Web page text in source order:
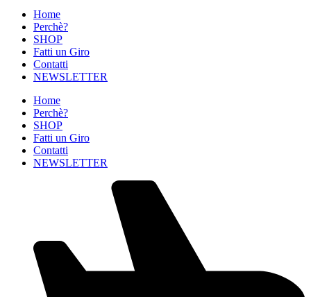
Home
Perchè?
SHOP
Fatti un Giro
Contatti
NEWSLETTER
Home
Perchè?
SHOP
Fatti un Giro
Contatti
NEWSLETTER